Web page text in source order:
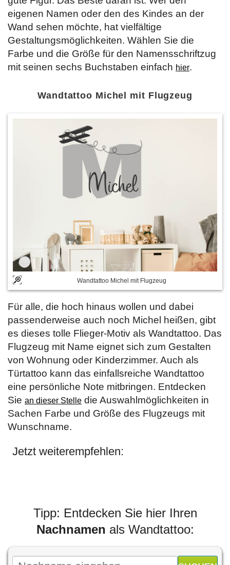
eigenen Namen oder den des Kindes an der
Wand sehen möchte, hat vielfältige
Gestaltungsmöglichkeiten. Wählen Sie die
Farbe und die Größe für den Namensschriftzug
mit seinen sechs Buchstaben einfach hier.
Wandtattoo Michel mit Flugzeug
Wandtattoo Michel mit Flugzeug
Für alle, die hoch hinaus wollen und dabei
passenderweise auch noch Michel heißen, gibt
es dieses tolle Flieger-Motiv als Wandtattoo. Das
Flugzeug mit Name eignet sich zum Gestalten
von Wohnung oder Kinderzimmer. Auch als
Türtattoo kann das einfallsreiche Wandtattoo
eine persönliche Note mitbringen. Entdecken
Sie an dieser Stelle die Auswahlmöglichkeiten in
Sachen Farbe und Größe des Flugzeugs mit
Wunschname.
Jetzt weiterempfehlen:
Tipp: Entdecken Sie hier Ihren
Nachnamen als Wandtattoo: